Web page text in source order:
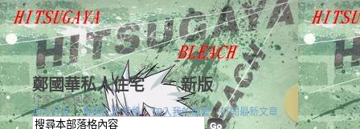
鄭國華私人住宅（新版）
加入好友｜推薦此部落格｜加入我的最愛｜訂閱最新文章
作家： 鄭國華